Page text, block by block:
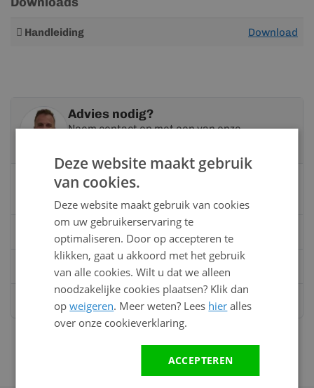
Meer
Handleiding Download
Advies nodig?
Neem contact op met een van onze
Vandaag bereikbaar
van 08:00 tot 17:00 uur
0528 - 355190
info@kunststofbouwmateriaal.nl
Stuur ons een bericht op Whatsapp
Deze website maakt gebruik
van cookies.
Deze website maakt gebruik van cookies
om uw gebruikerservaring te
optimaliseren. Door op accepteren te
klikken, gaat u akkoord met het gebruik
van alle cookies. Wilt u dat we alleen
noodzakelijke cookies plaatsen? Klik dan
opweigeren. Meer weten? Lees hier alles
over onze cookieverklaring.
ACCEPTEREN